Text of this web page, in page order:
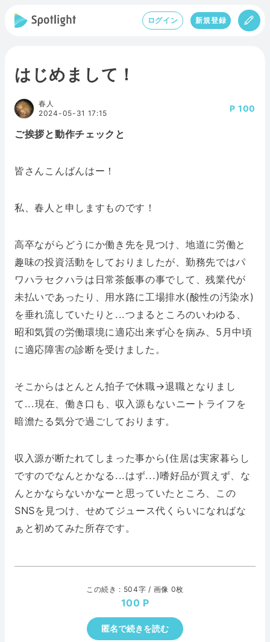
ログイン 新規登録
はじめまして！
春人
2024-05-31 17:15
100
ご挨拶と動作チェックと
皆さんこんばんはー！
私、春人と申しますものです！
高卒ながらどうにか働き先を見つけ、地道に労働と
趣味の投資活動をしておりましたが、勤務先ではパ
ワハラセクハラは日常茶飯事の事でして、残業代が
未払いであったり、用水路に工場排水(酸性の汚染水)
を垂れ流していたりと...つまるところのいわゆる、
昭和気質の労働環境に適応出来ず心を病み、5月中頃
に適応障害の診断を受けました。
そこからはとんとん拍子で休職→退職となりまし
て...現在、働き口も、収入源もないニートライフを
暗澹たる気分で過ごしております。
収入源が断たれてしまった事から(住居は実家暮らし
ですのでなんとかなる...はず...)嗜好品が買えず、な
んとかならないかなーと思っていたところ、この
SNSを見つけ、せめてジュース代くらいになればな
ぁと初めてみた所存です。
この続き : 504字 / 画像 0枚
100
匿名で続きを読む